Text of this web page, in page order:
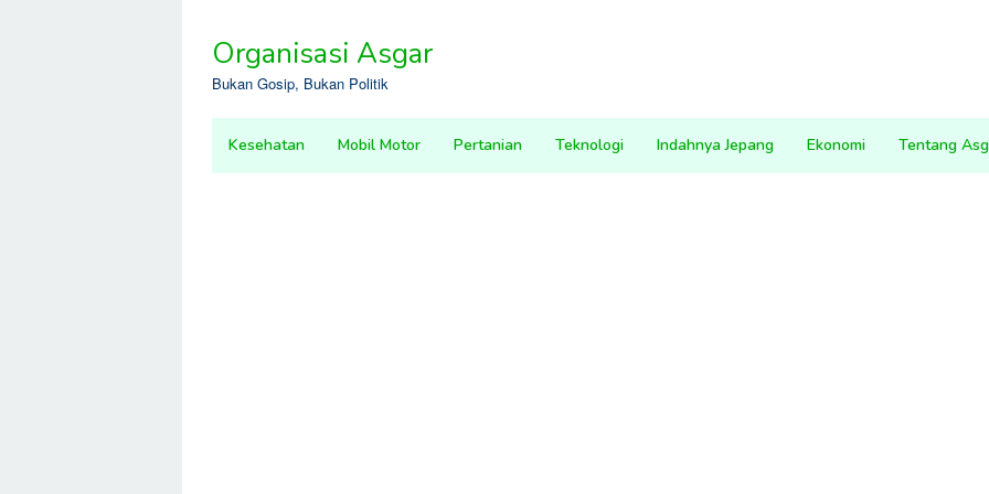
contentOrganisasi Asgar
Bukan Gosip, Bukan Politik
Kesehatan Mobil Motor Pertanian Teknologi Indahnya Jepang Ekonomi Tentang